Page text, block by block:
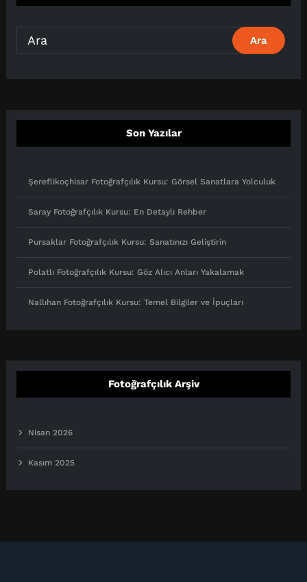
Son Yazılar
Şereflikoçhisar Fotoğrafçılık Kursu: Görsel Sanatlara Yolculuk
Saray Fotoğrafçılık Kursu: En Detaylı Rehber
Pursaklar Fotoğrafçılık Kursu: Sanatınızı Geliştirin
Polatlı Fotoğrafçılık Kursu: Göz Alıcı Anları Yakalamak
Nallıhan Fotoğrafçılık Kursu: Temel Bilgiler ve İpuçları
Fotoğrafçılık Arşiv
Nisan 2026
Kasım 2025